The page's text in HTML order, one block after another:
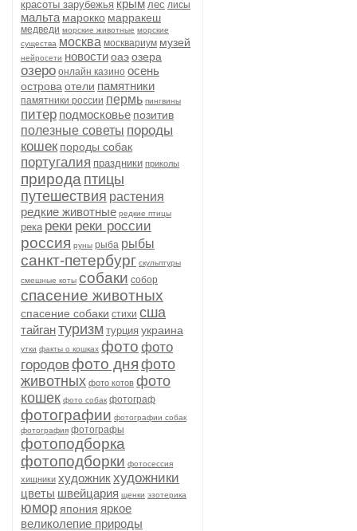
красоты зарубежья крым лес лисы
мальта марокко марракеш
медведи морские животные морские
существа москва москвариум музей
нейросети новостиоаэозера
озеро онлайн казино осень
острова отели памятники
памятники россии пермь пингвины
питер подмосковье позитив
полезные советы породы
кошек породы собак
португалия праздники приколы
природа птицы
путешествия растения
редкие животные редкие птицы
река реки реки россии
россия руны рыба рыбы
санкт-петербург скульптуры
смешные коты собаки собор
спасение животных
спасение собаки стихи сша
тайгантуризм турция украина
утки факты о кошках фото фото
городовфото дня фото
животных фото котов фото
кошек фото собак фотограф
фотографии фотографии собак
фотография фотографы
фотоподборка
фотоподборки фотосессия
хищники художникхудожники
цветы швейцария щенки эзотерика
юмор япония яркое
великолепие природы